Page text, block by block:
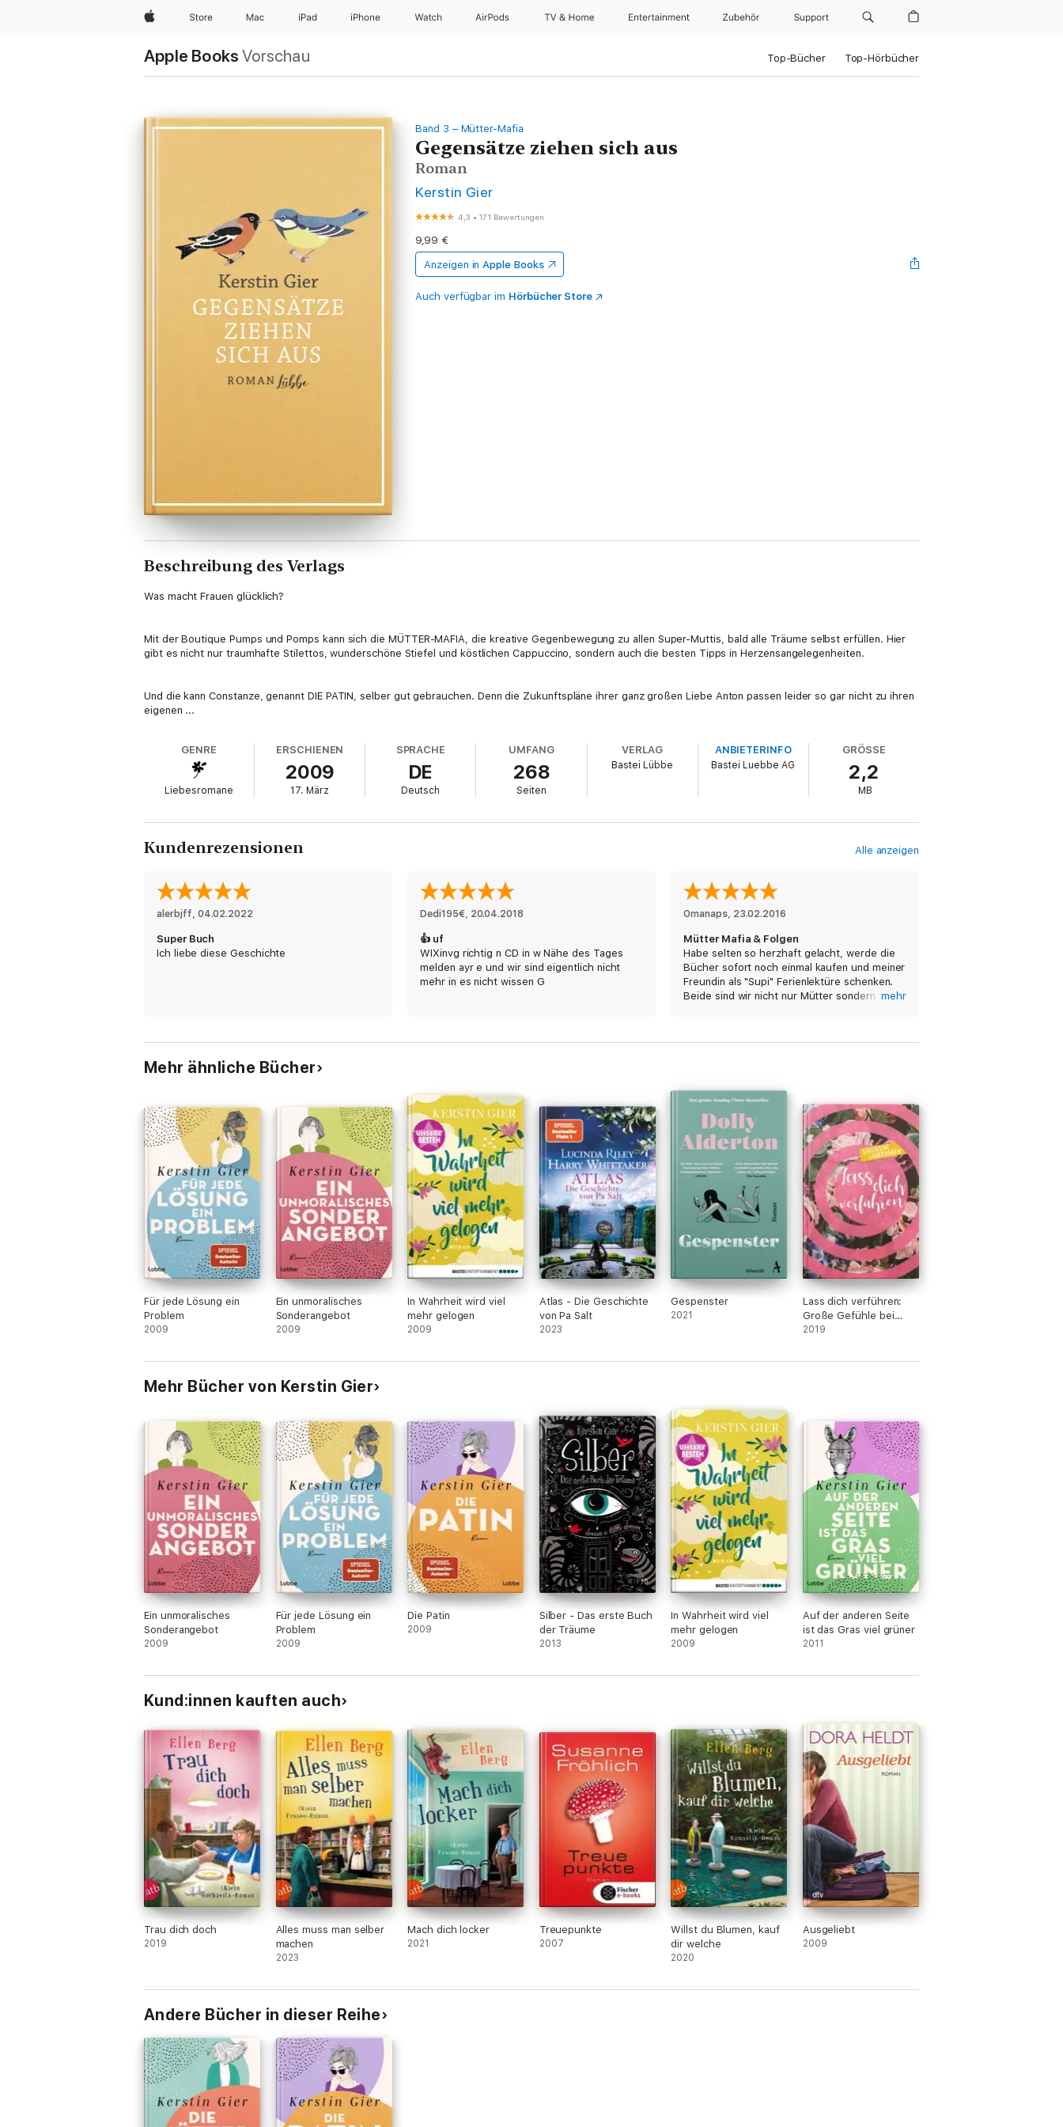
Apple Store Mac iPad iPhone Watch AirPods TV & Home Entertainment Zubehör Support
Apple Books Vorschau Top-Bücher Top-Hörbücher
Band 3 – Mütter-Mafia
Gegensätze ziehen sich aus
Roman
Kerstin Gier
4,3 •171 Bewertungen
9,99 €
Anzeigen in Apple Books
Auch verfügbar im Hörbücher Store
Beschreibung des Verlags
Was macht Frauen glücklich?
Mit der Boutique Pumps und Pomps kann sich die MÜTTER-MAFIA, die kreative Gegenbewegung zu allen Super-Muttis, bald alle Träume selbst erfüllen. Hier
gibt es nicht nur traumhafte Stilettos, wunderschöne Stiefel und köstlichen Cappuccino, sondern auch die besten Tipps in Herzensangelegenheiten.
Und die kann Constanze, genannt DIE PATIN, selber gut gebrauchen. Denn die Zukunftspläne ihrer ganz großen Liebe Anton passen leider so gar nicht zu ihren
eigenen ...
GENRE
Liebesromane
ERSCHIENEN
2009
17. März
SPRACHE
DE
Deutsch
UMFANG
268
Seiten
VERLAG
Bastei Lübbe
ANBIETERINFO
Bastei Luebbe AG
GRÖSSE
2,2
MB
Kundenrezensionen Alle anzeigen
alerbjff, 04.02.2022
Super Buch
Ich liebe diese Geschichte
Dedi195€, 20.04.2018
👍 uf
WIXinvg richtig n CD in w Nähe des Tages
melden ayr e und wir sind eigentlich nicht
mehr in es nicht wissen G
Omanaps, 23.02.2016
Mütter Mafia & Folgen
Habe selten so herzhaft gelacht, werde die
Bücher sofort noch einmal kaufen und meiner
Freundin als "Supi" Ferienlektüre schenken.
Beide sind wir nicht nur Mütter sondern auch
mehr
Mehr ähnliche Bücher
Für jede Lösung ein
Problem
2009
Ein unmoralisches
Sonderangebot
2009
In Wahrheit wird viel
mehr gelogen
2009
Atlas - Die Geschichte
von Pa Salt
2023
Gespenster
2021
Lass dich verführen:
Große Gefühle bei
Knaur #02
2019
Mehr Bücher von Kerstin Gier
Ein unmoralisches
Sonderangebot
2009
Für jede Lösung ein
Problem
2009
Die Patin
2009
Silber - Das erste Buch
der Träume
2013
In Wahrheit wird viel
mehr gelogen
2009
Auf der anderen Seite
ist das Gras viel grüner
2011
Kund:innen kauften auch
Trau dich doch
2019
Alles muss man selber
machen
2023
Mach dich locker
2021
Treuepunkte
2007
Willst du Blumen, kauf
dir welche
2020
Ausgeliebt
2009
Andere Bücher in dieser Reihe